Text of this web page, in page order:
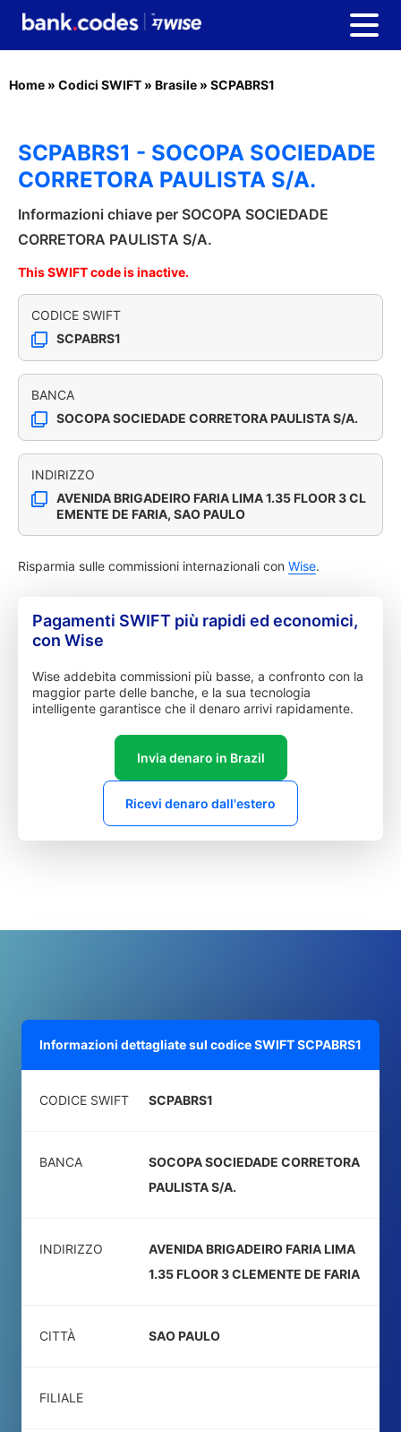
Home » Codici SWIFT » Brasile » SCPABRS1
SCPABRS1 - SOCOPA SOCIEDADE
CORRETORA PAULISTA S/A.
Informazioni chiave per SOCOPA SOCIEDADE
CORRETORA PAULISTA S/A.
This SWIFT code is inactive.
CODICE SWIFT
SCPABRS1
BANCA
SOCOPA SOCIEDADE CORRETORA PAULISTA S/A.
INDIRIZZO
AVENIDA BRIGADEIRO FARIA LIMA 1.35 FLOOR 3 CL
EMENTE DE FARIA, SAO PAULO
Risparmia sulle commissioni internazionali con Wise.
Pagamenti SWIFT più rapidi ed economici,
con Wise
Wise addebita commissioni più basse, a confronto con la
maggior parte delle banche, e la sua tecnologia
intelligente garantisce che il denaro arrivi rapidamente.
Invia denaro in Brazil
Ricevi denaro dall'estero
Informazioni dettagliate sul codice SWIFTSCPABRS1
CODICE SWIFT SCPABRS1
BANCA
SOCOPA SOCIEDADE CORRETORA
PAULISTA S/A.
INDIRIZZO
AVENIDA BRIGADEIRO FARIA LIMA
1.35 FLOOR 3 CLEMENTE DE FARIA
CITTÀ SAO PAULO
FILIALE